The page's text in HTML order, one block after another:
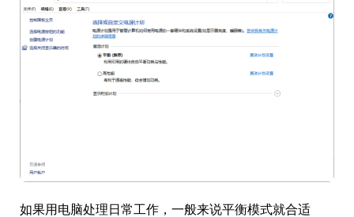
如果用电脑处理日常工作，一般来说平衡模式就合适